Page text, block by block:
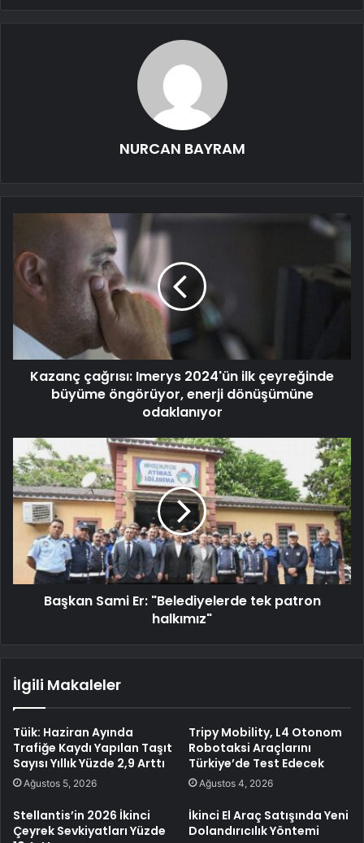
NURCAN BAYRAM
Kazanç çağrısı: Imerys 2024'ün ilk çeyreğinde
büyüme öngörüyor, enerji dönüşümüne
odaklanıyor
Başkan Sami Er: "Belediyelerde tek patron
halkımız"
İlgili Makaleler
Tüik: Haziran Ayında
Trafiğe Kaydı Yapılan Taşıt
Sayısı Yıllık Yüzde 2,9 Arttı
Ağustos 5, 2026
Tripy Mobility, L4 Otonom
Robotaksi Araçlarını
Türkiye’de Test Edecek
Ağustos 4, 2026
Stellantis’in 2026 İkinci
Çeyrek Sevkiyatları Yüzde
İkinci El Araç Satışında Yeni
Dolandırıcılık Yöntemi